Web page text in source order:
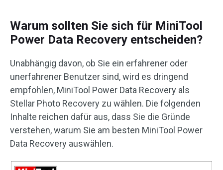
Warum sollten Sie sich für MiniTool
Power Data Recovery entscheiden?
Unabhängig davon, ob Sie ein erfahrener oder
unerfahrener Benutzer sind, wird es dringend
empfohlen, MiniTool Power Data Recovery als
Stellar Photo Recovery zu wählen. Die folgenden
Inhalte reichen dafür aus, dass Sie die Gründe
verstehen, warum Sie am besten MiniTool Power
Data Recovery auswählen.